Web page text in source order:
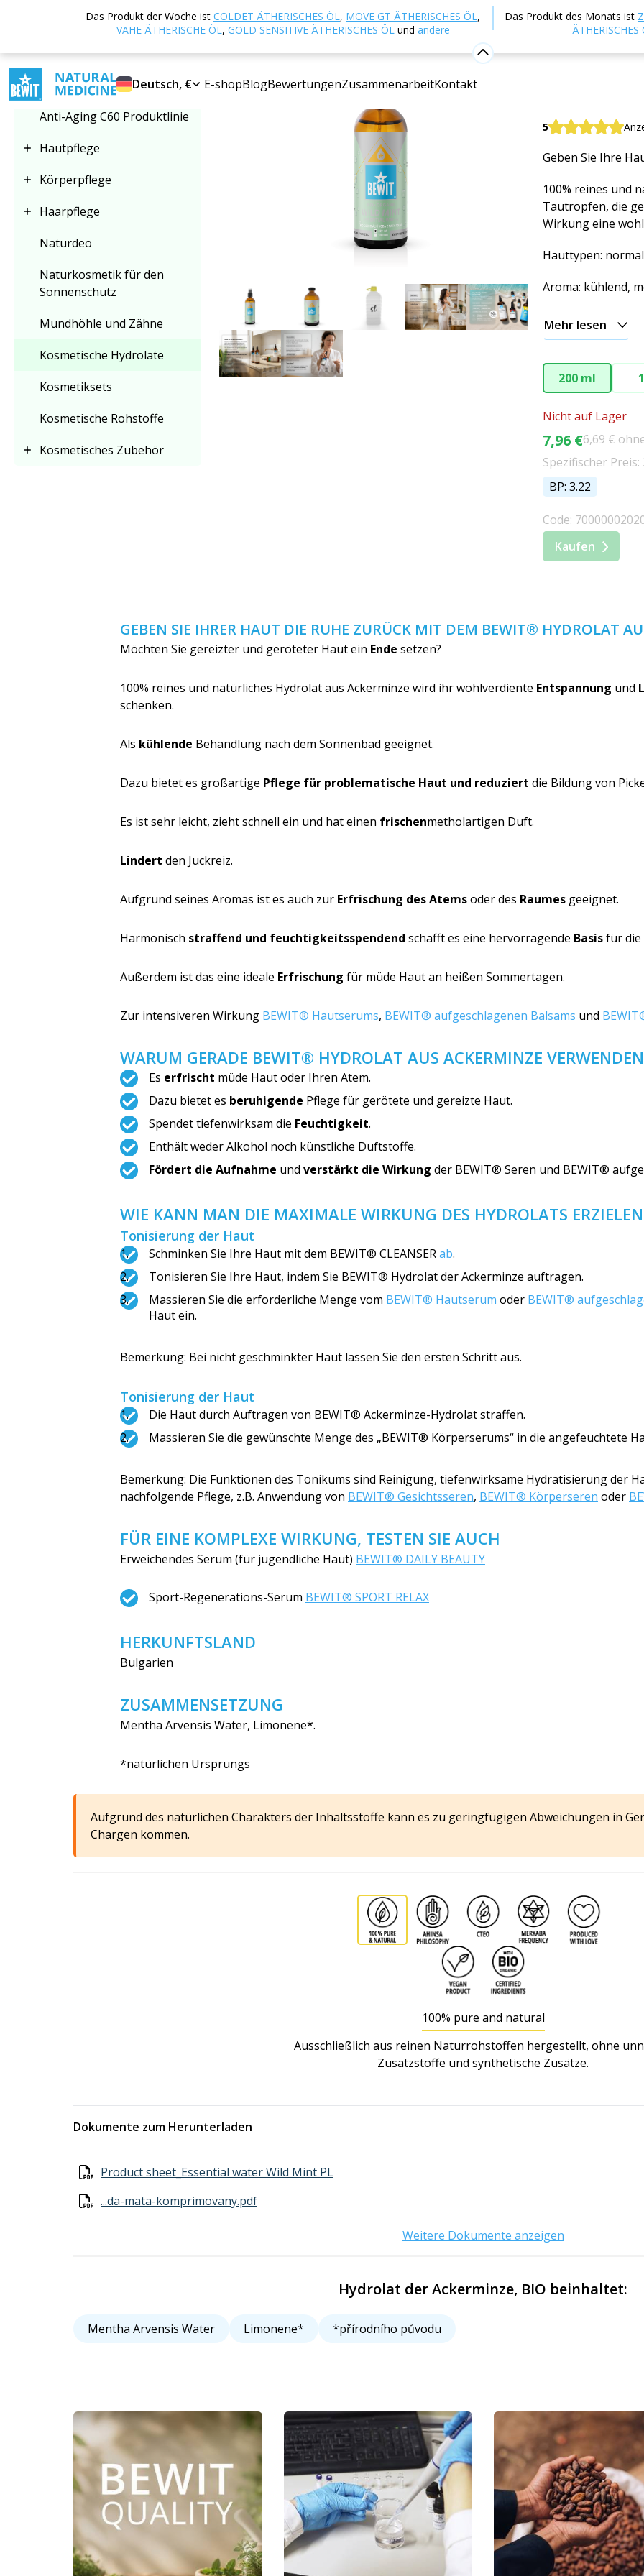
Das Produkt der Woche ist COLDET ÄTHERISCHES ÖL, MOVE GT ÄTHERISCHES ÖL,
VAHE ÄTHERISCHE ÖL, GOLD SENSITIVE ÄTHERISCHES ÖLund andere
Das Produkt des Monats ist
ÄTHERISCHES
Deutsch, € E-shopBlogBewertungenZusammenarbeitKontakt
Kategorie auswählen
Kosmetische Hydrolate
Anti-Aging C60 Produktlinie
Hautpflege
Körperpflege
Haarpflege
Naturdeo
Naturkosmetik für den
Sonnenschutz
Mundhöhle und Zähne
Kosmetische Hydrolate
Kosmetiksets
Kosmetische Rohstoffe
Kosmetisches Zubehör
Startseite E-shop Naturkosmetik Kosmetische Hydrolate Hydrolat
SUPER PREIS Hydrolat
5
Geben Sie Ihre
100% reines und
Tautropfen, die
Wirkung eine
Hauttypen:
Aroma: kühlend,
Mehr lesen
200 ml
Nicht auf Lager
7,96 €6,69 €
Spezifischer Preis:
BP: 3.22
Code:
Kaufen
GEBEN SIE IHRER HAUT DIE RUHE ZURÜCK MIT DEM BEWIT® HYDROLAT
Möchten Sie gereizter und geröteter Haut ein Ende setzen?
100% reines und natürliches Hydrolat aus Ackerminze wird ihr wohlverdiente Entspannung und
schenken.
Als kühlende Behandlung nach dem Sonnenbad geeignet.
Dazu bietet es großartige Pflege für problematische Haut und reduziert die Bildung von
Es ist sehr leicht, zieht schnell ein und hat einen frischenmetho­lartigen Duft.
Lindert den Juckreiz.
Aufgrund seines Aromas ist es auch zur Erfrischung des Atemsoder des Raumes geeignet.
Harmonisch straffend und feuchtigkeitsspen­dend schafft es eine hervorragende Basisfür die
Außerdem ist das eine ideale Erfrischung für müde Haut an heißen Sommertagen.
Zur intensiveren Wirkung BEWIT® Hautserums, BEWIT® aufgeschlagenen Balsams und
WARUM GERADE BEWIT® HYDROLAT AUS ACKERMINZE
Es erfrischt müde Haut oder Ihren Atem.
Dazu bietet es beruhigende Pflege für gerötete und gereizte Haut.
Spendet tiefenwirksam die Feuchtigkeit.
Enthält weder Alkohol noch künstliche Duftstoffe.
Fördert die Aufnahme und verstärkt die Wirkung der BEWIT® Seren und BEWIT®
WIE KANN MAN DIE MAXIMALE WIRKUNG DES HYDROLATS
Tonisierung der Haut
Schminken Sie Ihre Haut mit dem BEWIT® CLEANSERab.
Tonisieren Sie Ihre Haut, indem Sie BEWIT® Hydrolat der Ackerminze auftragen.
Massieren Sie die erforderliche Menge vom BEWIT® Hautserum oder BEWIT®
Haut ein.
Bemerkung: Bei nicht geschminkter Haut lassen Sie den ersten Schritt aus.
Tonisierung der Haut
Die Haut durch Auftragen von BEWIT® Ackerminze-Hydrolat straffen.
Massieren Sie die gewünschte Menge des „BEWIT® Körperserums“ in die angefeuchtete
Bemerkung: Die Funktionen des Tonikums sind Reinigung, tiefenwirksame Hydratisierung der
nachfolgende Pflege, z.B. Anwendung von BEWIT® Gesichtsseren, BEWIT® Körperseren oder
FÜR EINE KOMPLEXE WIRKUNG, TESTEN SIE AUCH
Erweichendes Serum (für jugendliche Haut) BEWIT® DAILY BEAUTY
Sport-Regenerations-Serum BEWIT® SPORT RELAX
HERKUNFTSLAND
Bulgarien
ZUSAMMENSETZUNG
Mentha Arvensis Water, Limonene*.
*natürlichen Ursprungs
Aufgrund des natürlichen Charakters der Inhaltsstoffe kann es zu geringfügigen Abweichungen in
Chargen kommen.
100% pure and natural
Ausschließlich aus reinen Naturrohstoffen hergestellt, ohne
Zusatzstoffe und synthetische Zusätze.
Dokumente zum Herunterladen
Product sheet_Essential water Wild Mint PL
...da-mata-komprimovany.pdf
Weitere Dokumente anzeigen
Hydrolat der Ackerminze, BIO beinhaltet:
Mentha Arvensis Water Limonene* *přírodního původu